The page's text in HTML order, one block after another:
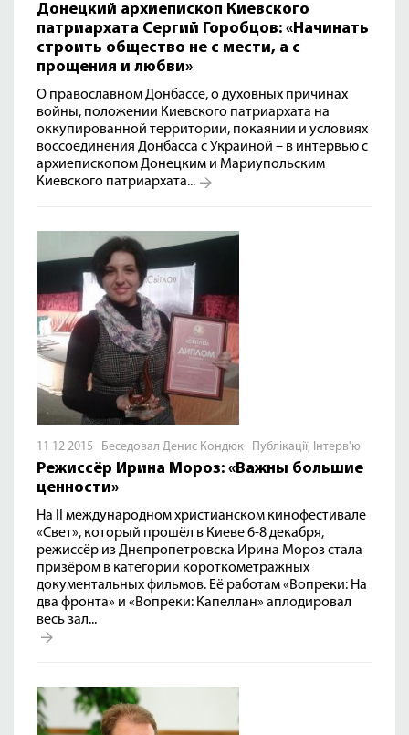
Донецкий архиепископ Киевского
патриархата Сергий Горобцов: «Начинать
строить общество не с мести, а с
прощения и любви»
О православном Донбассе, о духовных причинах
войны, положении Киевского патриархата на
оккупированной территории, покаянии и условиях
воссоединения Донбасса с Украиной – в интервью с
архиепископом Донецким и Мариупольским
Киевского патриархата...
11 12 2015 Беседовал Денис Кондюк Публікації, Інтерв'ю
Режиссёр Ирина Мороз: «Важны большие
ценности»
На II международном христианском кинофестивале
«Свет», который прошёл в Киеве 6-8 декабря,
режиссёр из Днепропетровска Ирина Мороз стала
призёром в категории короткометражных
документальных фильмов. Её работам «Вопреки: На
два фронта» и «Вопреки: Капеллан» аплодировал
весь зал...